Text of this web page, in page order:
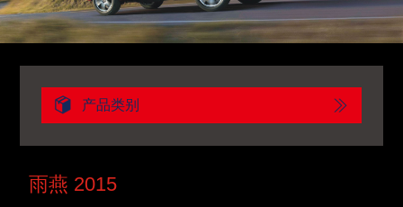
产品类别
雨燕 2015